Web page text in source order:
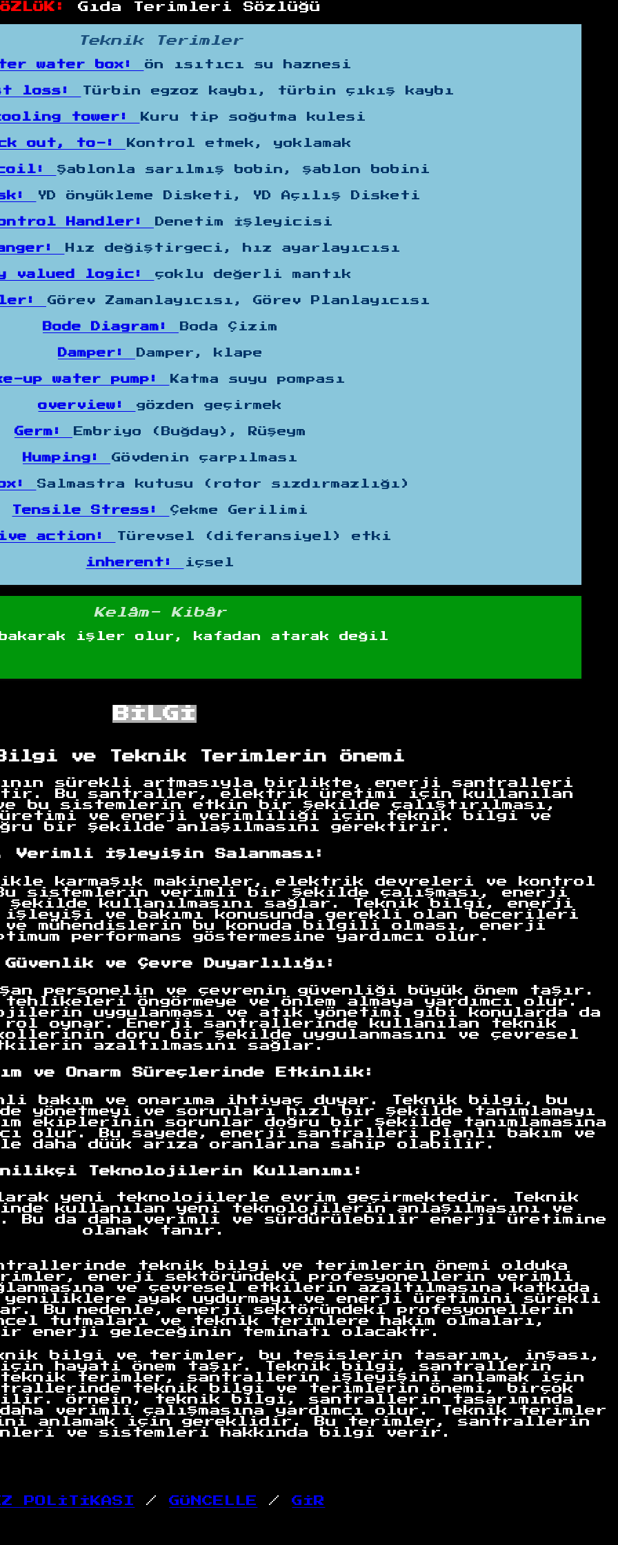
Gıda Terimleri Sözlüğü
Teknik Terimler
water box: Ön ısıtıcı su haznesi
loss: Türbin egzoz kaybı, türbin çıkış kaybı
tower: Kuru tip soğutma kulesi
out, to-: Kontrol etmek, yoklamak
coil: Şablonla sarılmış bobin, şablon bobini
YD Önyükleme Disketi, YD Açılış Disketi
Handler: Denetim İşleyicisi
Hız değiştirgeci, hız ayarlayıcısı
valued logic: çoklu değerli mantık
Görev Zamanlayıcısı, Görev Planlayıcısı
Bode Diagram: Boda Çizim
Damper: Damper, klape
up water pump: Katma suyu pompası
overview: gözden geçirmek
Germ: Embriyo (Buğday), Rüşeym
Humping: Gövdenin çarpılması
Salmastra kutusu (rotor sızdırmazlığı)
Tensile Stress: Çekme Gerilimi
action: Türevsel (diferansiyel) etki
inherent: içsel
Kelâm- Kibâr
işler olur, kafadan atarak değil
BİLGİ
ve Teknik Terimlerin Önemi
sürekli artmasıyla birlikte, enerji santralleri
Bu santraller, elektrik üretimi için kullanılan
bu sistemlerin etkin bir şekilde çalıştırılması,
ve enerji verimliliği için teknik bilgi ve
bir şekilde anlaşılmasını gerektirir.
Verimli İşleyişin Salanması:
karmaşık makineler, elektrik devreleri ve kontrol
sistemlerin verimli bir şekilde çalışması, enerji
kullanılmasını sağlar. Teknik bilgi, enerji
ve bakımı konusunda gerekli olan becerileri
mühendislerin bu konuda bilgili olması, enerji
performans göstermesine yardımcı olur.
ve Çevre Duyarlılığı:
personelin ve çevrenin güvenliği büyük önem taşır.
öngörmeye ve önlem almaya yardımcı olur.
uygulanması ve atık yönetimi gibi konularda da
oynar. Enerji santrallerinde kullanılan teknik
doru bir şekilde uygulanmasını ve çevresel
azaltılmasını sağlar.
ve Onarm Süreçlerinde Etkinlik:
bakım ve onarıma ihtiyaç duyar. Teknik bilgi, bu
ve sorunları hızl bir şekilde tanımlamayı
ekiplerinin sorunlar doğru bir şekilde tanımlamasına
olur. Bu sayede, enerji santralleri planlı bakım ve
daha düük arıza oranlarına sahip olabilir.
Teknolojilerin Kullanımı:
yeni teknolojilerle evrim geçirmektedir. Teknik
kullanılan yeni teknolojilerin anlaşılmasını ve
Bu da daha verimli ve sürdürülebilir enerji üretimine
olanak tanır.
teknik bilgi ve terimlerin önemi olduka
enerji sektöründeki profesyonellerin verimli
ve çevresel etkilerin azaltılmasına katkıda
ayak uydurmayı ve enerji üretimini sürekli
Bu nedenle, enerji sektöründeki profesyonellerin
tutmaları ve teknik terimlere hakim olmaları,
enerji geleceğinin teminatı olacaktr.
bilgi ve terimler, bu tesislerin tasarımı, inşası,
için hayati önem taşır. Teknik bilgi, santrallerin
terimler, santrallerin işleyişini anlamak için
teknik bilgi ve terimlerin önemi, birçok
Örnein, teknik bilgi, santrallerin tasarımında
verimli çalışmasına yardımcı olur. Teknik terimler
anlamak için gereklidir. Bu terimler, santrallerin
ve sistemleri hakkında bilgi verir.
POLİTİKASI / GÜNCELLE / GİR